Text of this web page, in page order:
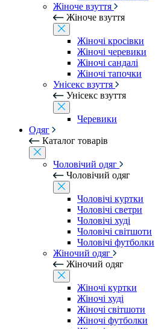
Жіноче взуття
Жіноче взуття
Жіночі кросівки
Жіночі черевики
Жіночі сандалі
Жіночі тапочки
Унісекс взуття
Унісекс взуття
Черевики
Одяг
Каталог товарів
Чоловічий одяг
Чоловічий одяг
Чоловічі куртки
Чоловічі светри
Чоловічі худі
Чоловічі світшоти
Чоловічі футболки
Жіночий одяг
Жіночий одяг
Жіночі куртки
Жіночі худі
Жіночі світшоти
Жіночі футболки